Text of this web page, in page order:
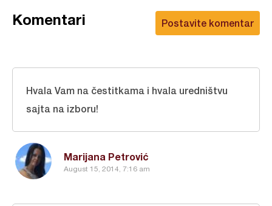
Postavite komentar
Komentari
Marijana Petrović
August 15, 2014, 7:16 am
Hvala Vam na čestitkama i hvala uredništvu
sajta na izboru!